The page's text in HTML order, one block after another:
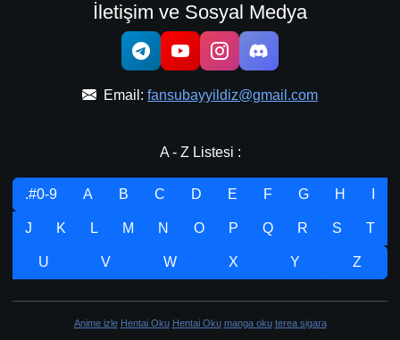
İletişim ve Sosyal Medya
Email: fansubayyildiz@gmail.com
A - Z Listesi :
.#0-9 A B C D E F G H
J K L M N O P Q R S T
U V W X Y Z
Anime izle Hentai Oku Hentai Oku manga oku terea sigara